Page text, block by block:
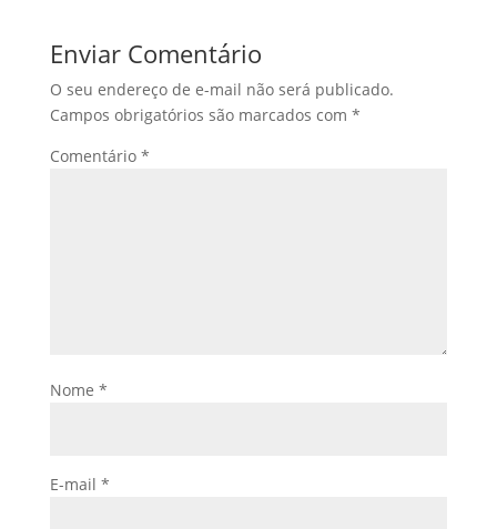
Enviar Comentário
O seu endereço de e-mail não será publicado.
Campos obrigatórios são marcados com *
Comentário *
Nome *
E-mail *